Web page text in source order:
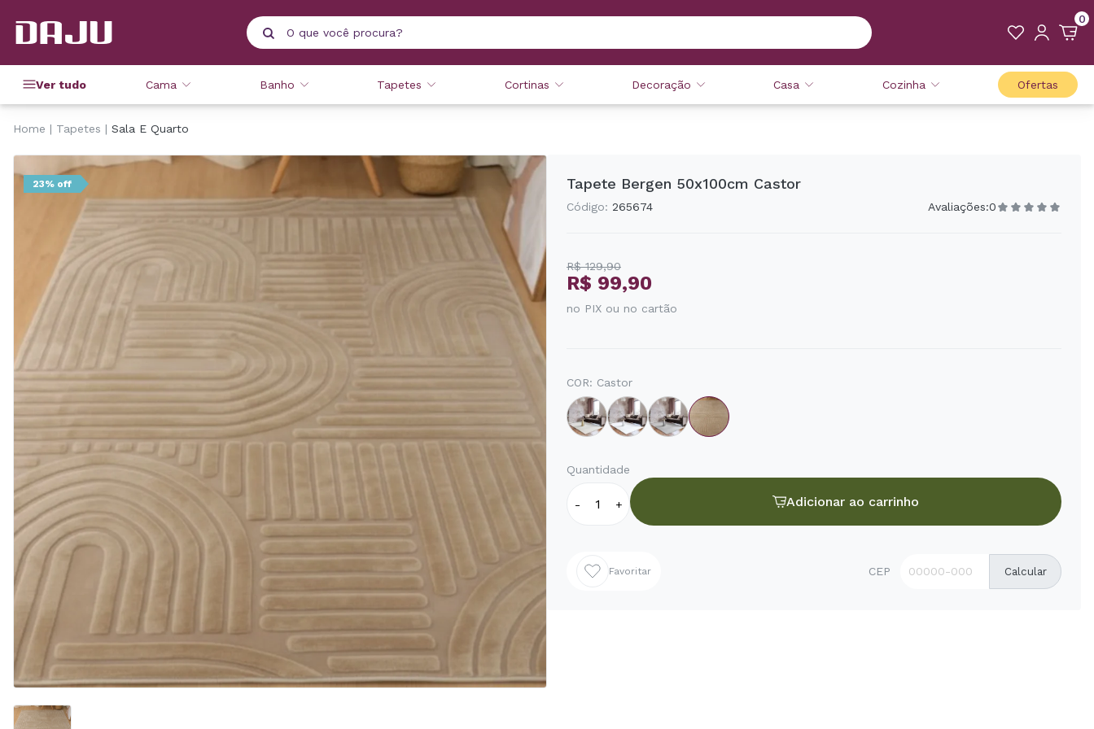
0
Ver tudo Cama Banho Tapetes Cortinas Decoração Casa Cozinha Ofertas
Home Tapetes Sala E Quarto
23% off Tapete Bergen 50x100cm Castor
Código: 265674 Avaliações:0
R$ 129,90
R$ 99,90
no PIX ou no cartão
COR: Castor
Quantidade
- + Adicionar ao carrinho
Favoritar CEP Calcular